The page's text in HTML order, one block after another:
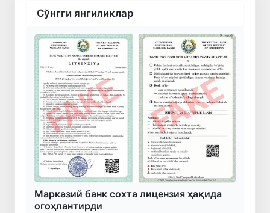
Сўнгги янгиликлар
Марказий банк сохта лицензия ҳақида
огоҳлантирди